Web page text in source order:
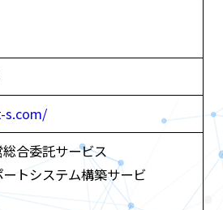
s.com/
営総合委託サービス
トシステム構築サービ